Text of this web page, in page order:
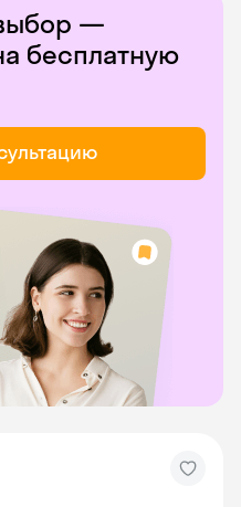
—
бесплатную